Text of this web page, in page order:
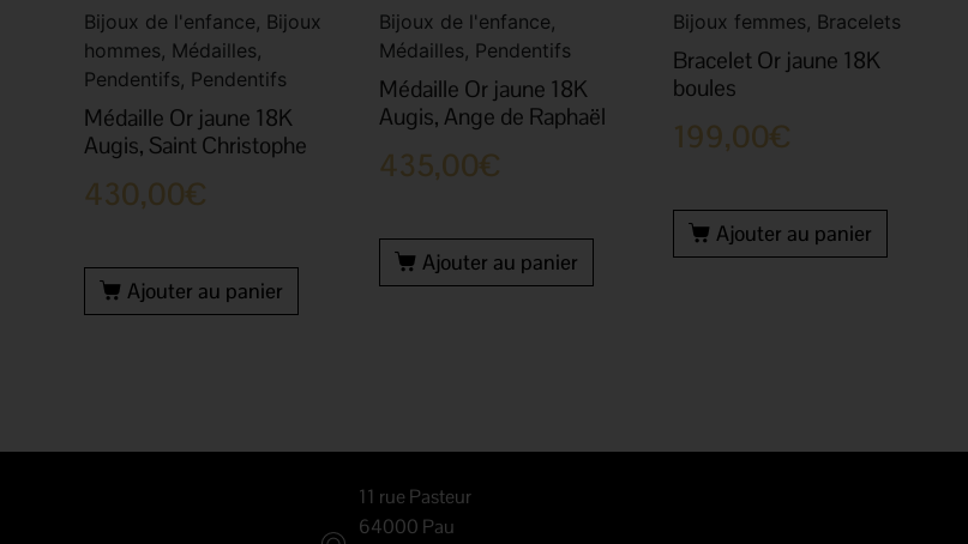
Bijoux de l'enfance, Bijoux
hommes, Médailles,
Pendentifs, Pendentifs
Médaille Or jaune 18K
Augis, Saint Christophe
430,00€
Ajouter au panier
Bijoux de l'enfance,
Médailles, Pendentifs
Médaille Or jaune 18K
Augis, Ange de Raphaël
435,00€
Ajouter au panier
Bijoux femmes, Bracelets
Bracelet Or jaune 18K
boules
199,00€
Ajouter au panier
11 rue Pasteur
64000 Pau